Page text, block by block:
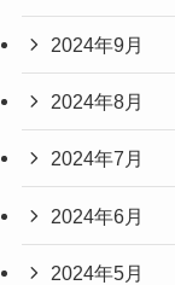
2024年9月
2024年8月
2024年7月
2024年6月
2024年5月